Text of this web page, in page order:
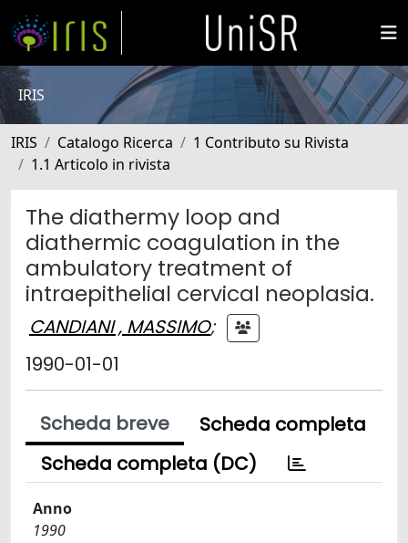
IRIS
IRIS Catalogo Ricerca
1 Contributo su Rivista
1.1 Articolo in rivista
The diathermy loop and
diathermic coagulation in the
ambulatory treatment of
intraepithelial cervical neoplasia.
CANDIANI , MASSIMO;
1990-01-01
Scheda breve
Scheda completa
Scheda completa (DC)
Anno
1990